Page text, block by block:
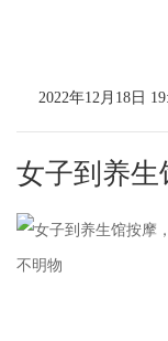
2022年12月18日
女子到养